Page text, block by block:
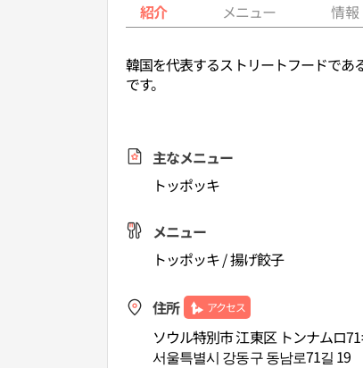
紹介 メニュー 情報
韓国を代表するストリートフードであ
です。
主なメニュー
トッポッキ
メニュー
トッポッキ / 揚げ餃子
住所 アクセス
ソウル特別市 江東区 トンナムロ
서울특별시 강동구 동남로71길 19